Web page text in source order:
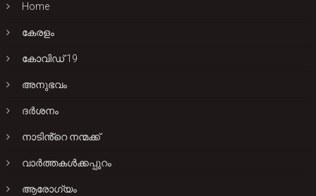
Home
കേരളം
കോവിഡ് 19
അനുഭവം
ദർശനം
നാടിൻ്റെ നന്മക്ക്
വാർത്തകൾക്കപ്പുറം
ആരോഗ്യം